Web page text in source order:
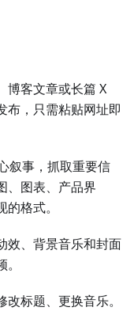
博客文章或长篇 X
布，只需粘贴网址即
叙事，抓取重要信
、图表、产品界
格式。
、背景音乐和封面
标题、更换音乐。